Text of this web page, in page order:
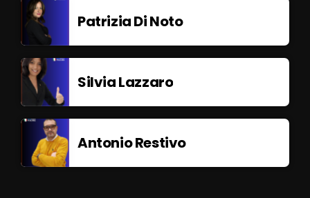
Patrizia Di Noto
Silvia Lazzaro
Antonio Restivo